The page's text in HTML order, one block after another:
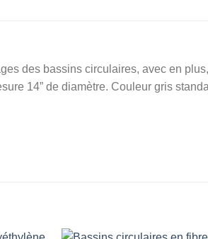
des bassins circulaires, avec en
14” de diamètre. Couleur gris
+